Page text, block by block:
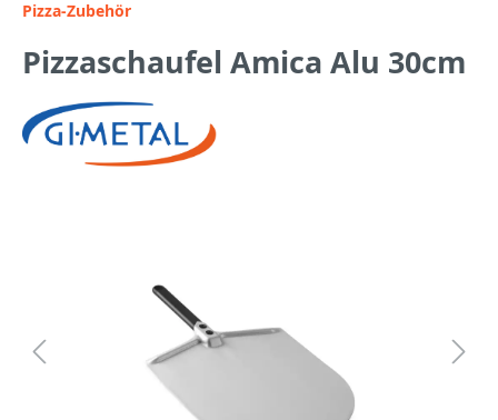
Pizza-Zubehör
Pizzaschaufel Amica Alu 30cm